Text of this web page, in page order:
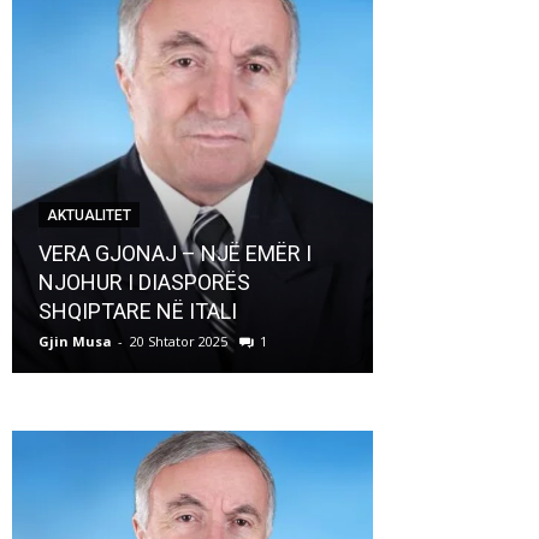
AKTUALITET
VERA GJONAJ – NJË EMËR I
NJOHUR I DIASPORËS
SHQIPTARE NË ITALI
Gjin Musa - 20 Shtator 2025 1